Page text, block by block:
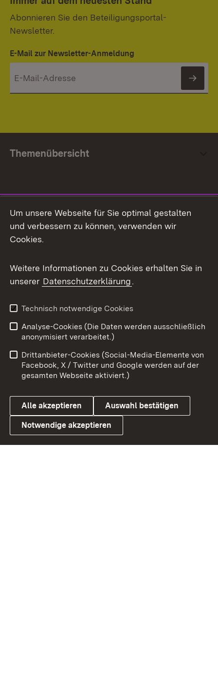
Abonnieren Sie den Beteiligungsportal-
Newsletter.
E-Mail zur Newsletter-Anmeldung
Themenübersicht
Facebook
X / Twitter
Youtube
Link zum Landesportal
Impressum
Kontakt
Barrierefreiheit
Datenschutz
Cookies
Um unsere Webseite für Sie optimal gestalten
und verbessern zu können, verwenden wir
Cookies.
Weitere Informationen zu Cookies erhalten Sie in
unserer Datenschutzerklärung.
Technisch notwendige Cookies
Analyse-Cookies (Die Daten werden ausschließlich
anonymisiert verarbeitet.)
Drittanbieter-Cookies (Social-Media-Elemente von
Facebook, X / Twitter und Google werden auf der
gesamten Webseite aktiviert.)
Alle akzeptieren Auswahl bestätigen
Notwendige akzeptieren